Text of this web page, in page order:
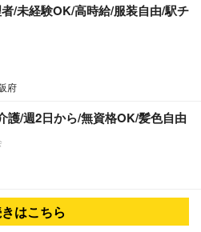
/未経験OK/高時給/服装自由/駅チ
府
護/週2日から/無資格OK/髪色自由
はこちら